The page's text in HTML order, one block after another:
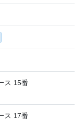
ス 15番
ス 17番